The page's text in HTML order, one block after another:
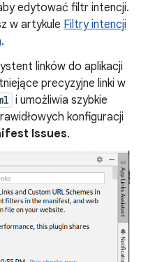
edytować filtr intencji.
w artykule Filtry intencji
.
linków do aplikacji
precyzyjne linki w
i umożliwia szybkie
konfiguracji
Issues.